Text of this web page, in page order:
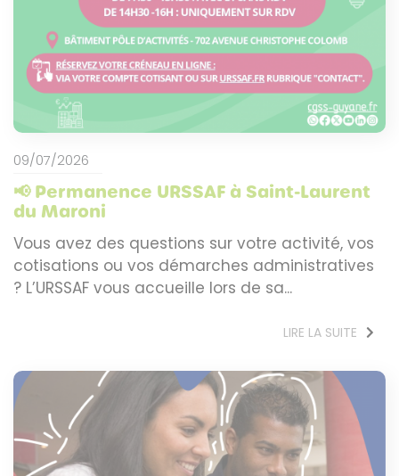
09/07/2026
📢 Permanence URSSAF à Saint-Laurent
du Maroni
Vous avez des questions sur votre activité, vos
cotisations ou vos démarches administratives
? L’URSSAF vous accueille lors de sa...
LIRE LA SUITE